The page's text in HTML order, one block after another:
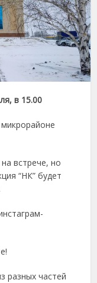
в 15.00
встрече, но
“НК” будет
разных частей